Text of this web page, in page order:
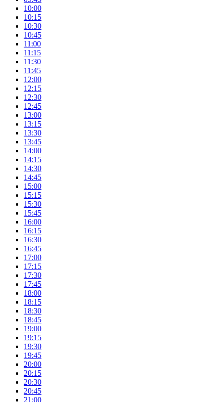
10:00
10:15
10:30
10:45
11:00
11:15
11:30
11:45
12:00
12:15
12:30
12:45
13:00
13:15
13:30
13:45
14:00
14:15
14:30
14:45
15:00
15:15
15:30
15:45
16:00
16:15
16:30
16:45
17:00
17:15
17:30
17:45
18:00
18:15
18:30
18:45
19:00
19:15
19:30
19:45
20:00
20:15
20:30
20:45
21:00